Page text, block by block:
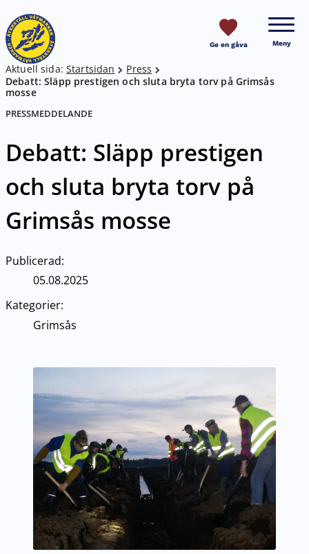
HOPPA TILL SIDANS INNEHÅLL
Ge en gåva Meny
Breadcrumb
Aktuell sida: Startsidan
Press
Debatt: Släpp prestigen och sluta bryta torv på Grimsås
mosse
PRESSMEDDELANDE
Debatt: Släpp prestigen
och sluta bryta torv på
Grimsås mosse
Publicerad:
05.08.2025
Kategorier:
Grimsås